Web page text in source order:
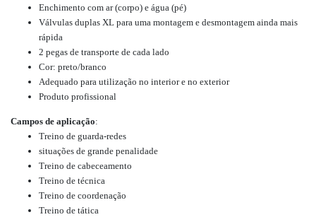
Enchimento com ar (corpo) e água (pé)
Válvulas duplas XL para uma montagem e desmontagem ainda mais
rápida
2 pegas de transporte de cada lado
Cor: preto/branco
Adequado para utilização no interior e no exterior
Produto profissional
Campos de aplicação:
Treino de guarda-redes
situações de grande penalidade
Treino de cabeceamento
Treino de técnica
Treino de coordenação
Treino de tática